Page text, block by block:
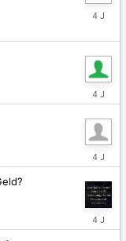
2021
24,
2021
13,
2021
5,